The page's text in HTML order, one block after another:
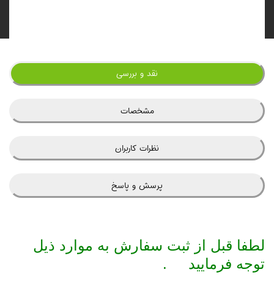
نقد و بررسی
مشخصات
نظرات کاربران
پرسش و پاسخ
لطفا قبل از ثبت سفارش به موارد ذیل
توجه فرمایید
.